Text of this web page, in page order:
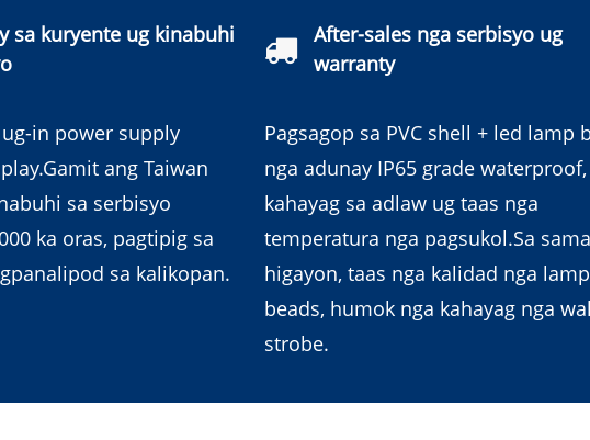
sa kuryente ug kinabuhi
in power supply
ang Taiwan
sa serbisyo
ka oras, pagtipig sa
sa kalikopan.
After-sales nga serbisyo ug
warranty
Pagsagop sa PVC shell + led lamp
nga adunay IP65 grade waterproof,
kahayag sa adlaw ug taas nga
temperatura nga pagsukol.Sa
higayon, taas nga kalidad nga lamp
beads, humok nga kahayag nga
strobe.